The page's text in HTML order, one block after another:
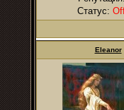
Статус:
Eleanor